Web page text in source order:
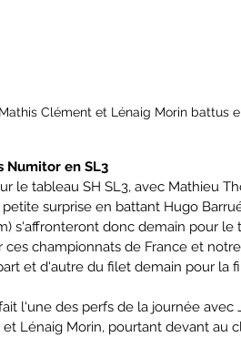
Mathis Clément et Lénaig Morin battus
Numitor en SL3
le tableau SH SL3, avec Mathieu
surprise en battant Hugo
s'affronteront donc demain pour le
championnats de France et
et d'autre du filet demain pour la
l'une des perfs de la journée
Lénaig Morin, pourtant devant au